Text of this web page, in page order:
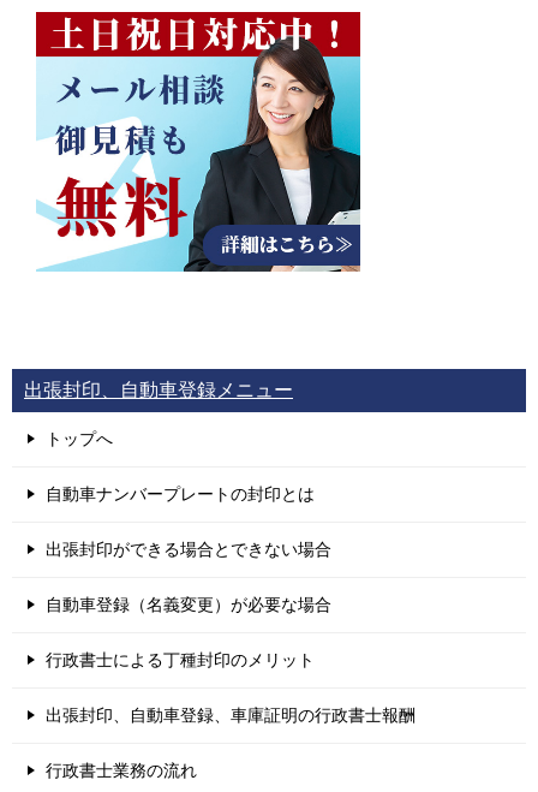
出張封印、自動車登録メニュー
トップへ
自動車ナンバープレートの封印とは
出張封印ができる場合とできない場合
自動車登録（名義変更）が必要な場合
行政書士による丁種封印のメリット
出張封印、自動車登録、車庫証明の行政書士報酬
行政書士業務の流れ